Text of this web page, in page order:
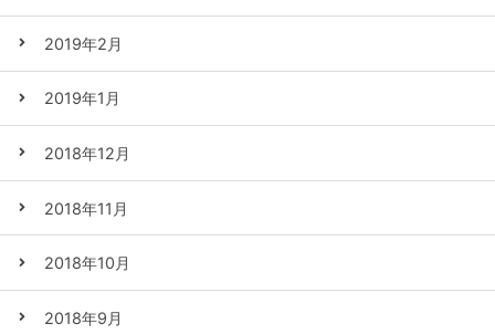
2019年2月
2019年1月
2018年12月
2018年11月
2018年10月
2018年9月